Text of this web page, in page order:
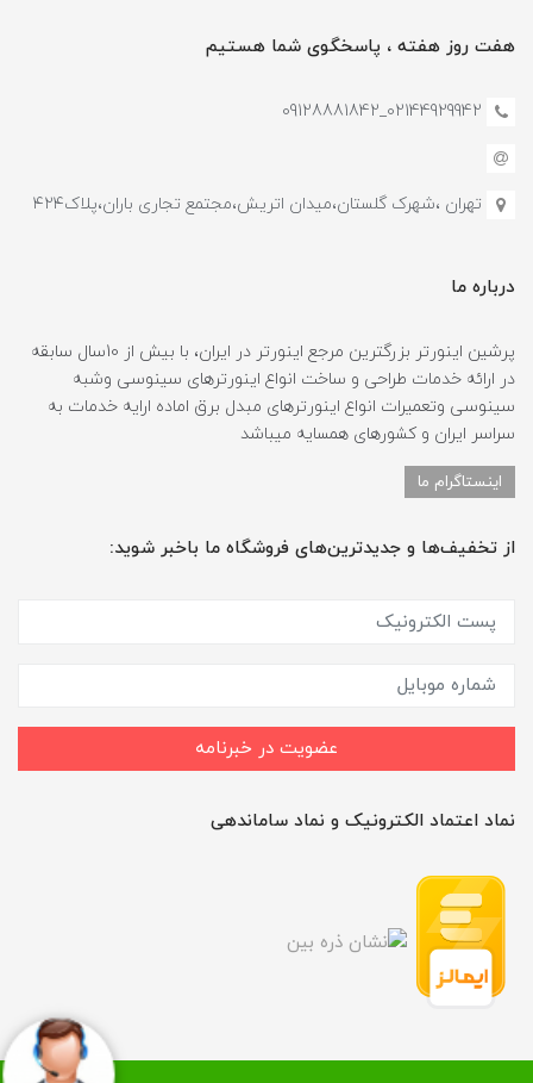
هفت روز هفته ، پاسخگوی شما هستیم
02144929942_09128881842
تهران ،شهرک گلستان،میدان اتریش،مجتمع تجاری باران،پلاک۴۲۴
درباره ما
پرشین اینورتر بزرگترین مرجع اینورتر در ایران، با بیش از 10سال سابقه
در ارائه خدمات طراحی و ساخت انواع اینورترهای سینوسی وشبه
سینوسی وتعمیرات انواع اینورترهای مبدل برق اماده ارایه خدمات به
سراسر ایران و کشورهای همسایه میباشد
اینستاگرام ما
از تخفیف‌ها و جدیدترین‌های فروشگاه ما باخبر شوید:
عضویت در خبرنامه
نماد اعتماد الکترونیک و نماد ساماندهی